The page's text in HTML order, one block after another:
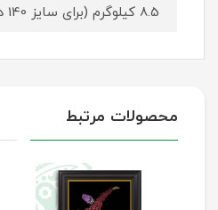
8.5 کیلوگرم (برای سایز 140 در 100)
محصولات مرتبط